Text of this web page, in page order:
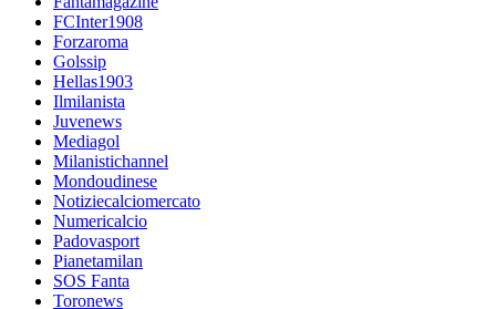
FCInter1908
Forzaroma
Golssip
Hellas1903
Ilmilanista
Juvenews
Mediagol
Milanistichannel
Mondoudinese
Notiziecalciomercato
Numericalcio
Padovasport
Pianetamilan
SOS Fanta
Toronews